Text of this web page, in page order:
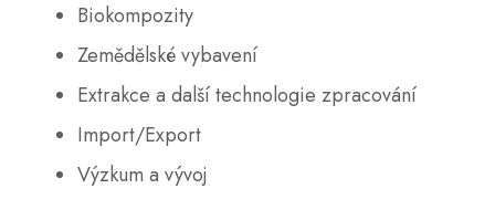
Biokompozity
Zemědělské vybavení
Extrakce a další technologie zpracování
Import/Export
Výzkum a vývoj